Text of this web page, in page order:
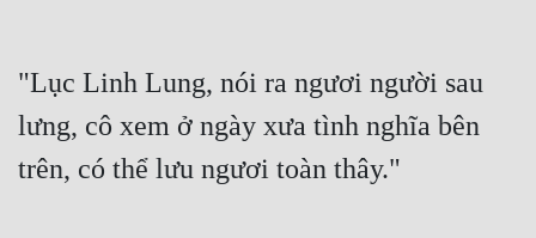
"Lục Linh Lung, nói ra ngươi người sau
lưng, cô xem ở ngày xưa tình nghĩa bên
trên, có thể lưu ngươi toàn thây."